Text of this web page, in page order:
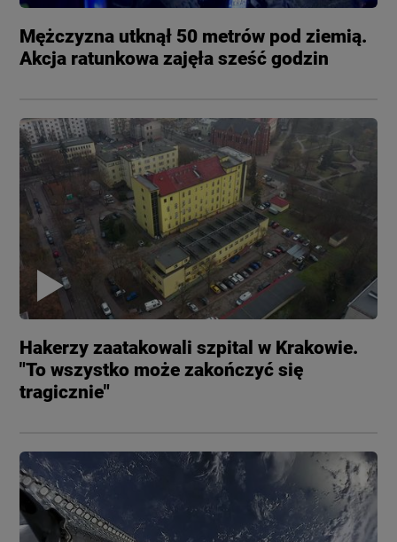
Mężczyzna utknął 50 metrów pod ziemią.
Akcja ratunkowa zajęła sześć godzin
Hakerzy zaatakowali szpital w Krakowie.
"To wszystko może zakończyć się
tragicznie"